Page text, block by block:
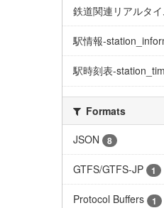
鉄道関連リアルタ
駅情報-
駅時刻表-
Formats
JSON
8
GTFS/GTFS-JP 1
Protocol Buffers 1